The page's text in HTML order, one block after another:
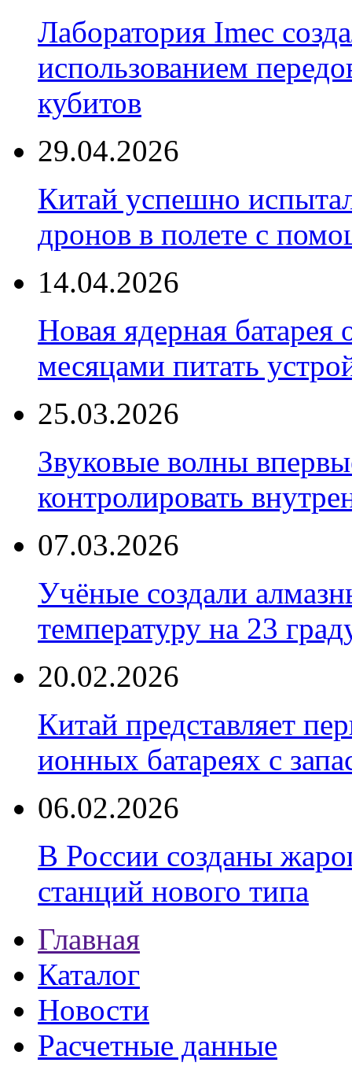
Лаборатория Imec
использованием
кубитов
29.04.2026
Китай успешно
дронов в полете с
14.04.2026
Новая ядерная батарея
месяцами питать
25.03.2026
Звуковые волны
контролировать
07.03.2026
Учёные создали
температуру на 23
20.02.2026
Китай представляет
ионных батареях с
06.02.2026
В России созданы
станций нового типа
Главная
Каталог
Новости
Расчетные данные